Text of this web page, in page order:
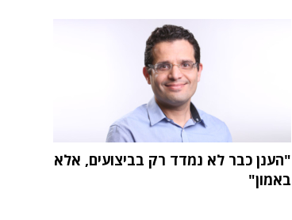
"הענן כבר לא נמדד רק בביצועים, אלא
באמון"